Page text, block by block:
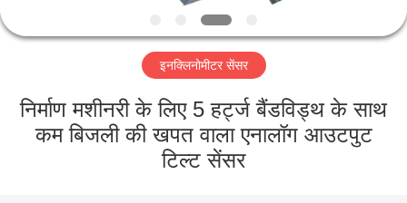
हमारे
बारे
फैक्टरी
इनक्लिनोमीटर सेंसर
निर्माण मशीनरी के लिए 5 हर्ट्ज बैंडविड्थ के साथ
कम बिजली की खपत वाला एनालॉग आउटपुट
टिल्ट सेंसर